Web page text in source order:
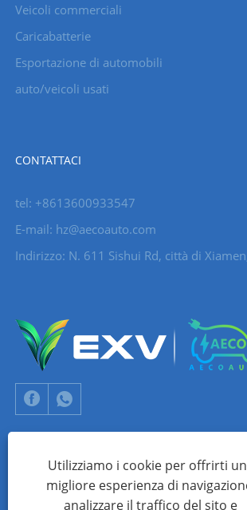
Veicoli commerciali
Caricabatterie
Esportazione di automobili
auto/veicoli usati
CONTATTACI
tel: +8613600933547
E-mail: hz@aecoauto.com
Indirizzo: N. 611 Sishui Rd, città di
Copyright © 2024 Xiamen Aecoauto Technology
riservati.
Utilizziamo i cookie per offrirti
migliore esperienza di
analizzare il traffico del sito e